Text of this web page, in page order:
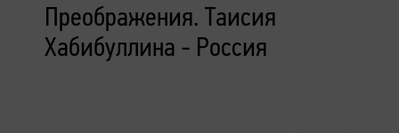
Преображения. Таисия
Хабибуллина - Россия